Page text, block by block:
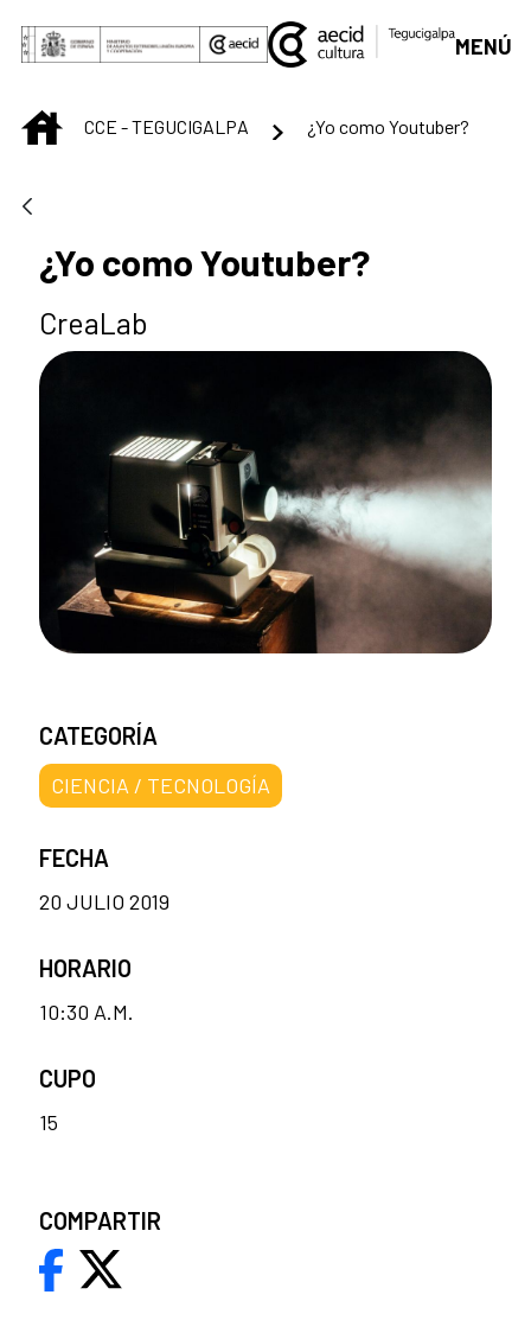
Saltar al contenido principal
MENÚ
INICIOCCE - TEGUCIGALPA ¿Yo como Youtuber?
¿Yo como Youtuber?
CreaLab
CATEGORÍA
CIENCIA / TECNOLOGÍA
FECHA
20 JULIO 2019
HORARIO
10:30 A.M.
CUPO
15
COMPARTIR